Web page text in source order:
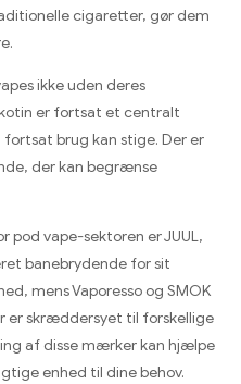
cigaretter, gør dem
ikke uden deres
er fortsat et centralt
brug kan stige. Der er
der kan begrænse
vape-sektoren er JUUL,
banebrydende for sit
mens Vaporesso og SMOK
er skræddersyet til forskellige
af disse mærker kan hjælpe
enhed til dine behov.